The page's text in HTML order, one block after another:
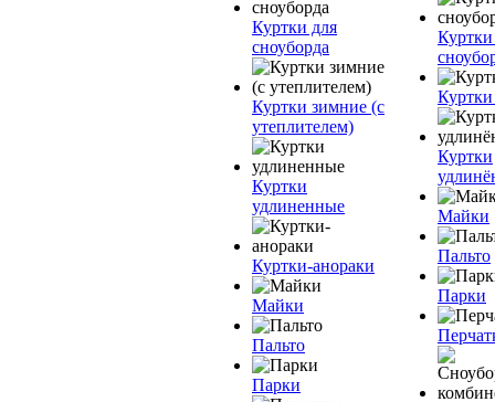
Куртки для
сноуборда
Куртки зимние (с
утеплителем)
Куртки
удлиненные
Куртки-анораки
Майки
Пальто
Парки
Куртки
Куртки
Майки
Пальто
Парки